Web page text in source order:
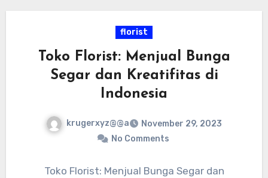
florist
Toko Florist: Menjual Bunga
Segar dan Kreatifitas di
Indonesia
krugerxyz@@a
November 29, 2023
No Comments
Toko Florist: Menjual Bunga Segar dan